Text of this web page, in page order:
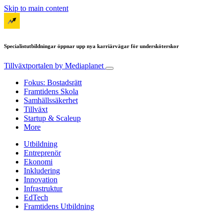
Skip to main content
Specialistutbildningar öppnar upp nya karriärvägar för undersköterskor
Tillväxtportalen by Mediaplanet
Fokus: Bostadsrätt
Framtidens Skola
Samhällssäkerhet
Tillväxt
Startup & Scaleup
More
Utbildning
Entreprenör
Ekonomi
Inkludering
Innovation
Infrastruktur
EdTech
Framtidens Utbildning